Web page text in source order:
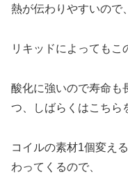
熱が伝わりやすいので
リキッドによってもこ
酸化に強いので寿命も
つ、しばらくはこちら
コイルの素材1個変え
わってくるので、